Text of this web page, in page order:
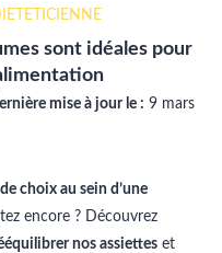
sont idéales pour
mise à jour le : 9 mars
choix au sein d’une
encore ? Découvrez
nos assiettes et